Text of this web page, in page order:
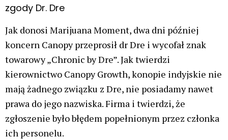
zgody Dr. Dre
Jak donosi Marijuana Moment, dwa dni później
koncern Canopy przeprosił dr Dre i wycofał znak
towarowy „Chronic by Dre”. Jak twierdzi
kierownictwo Canopy Growth, konopie indyjskie nie
mają żadnego związku z Dre, nie posiadamy nawet
prawa do jego nazwiska. Firma i twierdzi, że
zgłoszenie było błędem popełnionym przez członka
ich personelu.